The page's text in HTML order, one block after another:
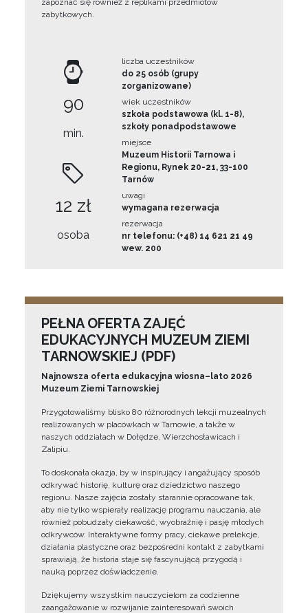
zapoznać się również z replikami przedmiotów
zabytkowych.
90
min.
12 zł
osoba
liczba uczestników
do 25 osób (grupy
zorganizowane)
wiek uczestników
szkoła podstawowa (kl. 1-8),
szkoły ponadpodstawowe
miejsce
Muzeum Historii Tarnowa i
Regionu, Rynek 20-21, 33-100
Tarnów
uwagi
wymagana rezerwacja
rezerwacja
nr telefonu: (+48) 14 621 21 49
wew. 200
PEŁNA OFERTA ZAJĘĆ
EDUKACYJNYCH MUZEUM ZIEMI
TARNOWSKIEJ (PDF)
Najnowsza oferta edukacyjna wiosna–lato 2026
Muzeum Ziemi Tarnowskiej
Przygotowaliśmy blisko 80 różnorodnych lekcji muzealnych
realizowanych w placówkach w Tarnowie, a także w
naszych oddziałach w Dołędze, Wierzchosławicach i
Zalipiu.
To doskonała okazja, by w inspirujący i angażujący sposób
odkrywać historię, kulturę oraz dziedzictwo naszego
regionu. Nasze zajęcia zostały starannie opracowane tak,
aby nie tylko wspierały realizację programu nauczania, ale
również pobudzały ciekawość, wyobraźnię i pasję młodych
odkrywców. Interaktywne formy pracy, ciekawe prelekcje,
działania plastyczne oraz bezpośredni kontakt z zabytkami
sprawiają, że historia staje się fascynującą przygodą i
nauką poprzez doświadczenie.
Dziękujemy wszystkim nauczycielom za codzienne
zaangażowanie w rozwijanie zainteresowań swoich